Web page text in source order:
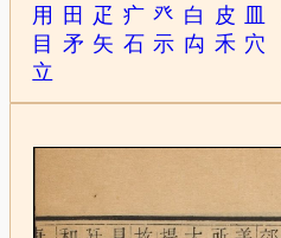
用
田 疋 疒 癶 白 皮
目
矛 矢 石 示 禸 禾 穴
立